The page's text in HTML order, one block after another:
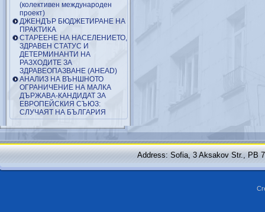
(колективен международен
проект)
ДЖЕНДЪР БЮДЖЕТИРАНЕ НА
ПРАКТИКА
СТАРЕЕНЕ НА НАСЕЛЕНИЕТО,
ЗДРАВЕН СТАТУС И
ДЕТЕРМИНАНТИ НА
РАЗХОДИТЕ ЗА
ЗДРАВЕОПАЗВАНЕ (AHEAD)
АНАЛИЗ НА ВЪНШНОТО
ОГРАНИЧЕНИЕ НА МАЛКА
ДЪРЖАВА-КАНДИДАТ ЗА
ЕВРОПЕЙСКИЯ СЪЮЗ:
СЛУЧАЯТ НА БЪЛГАРИЯ
Address: Sofia, 3 Aksakov Str., PB